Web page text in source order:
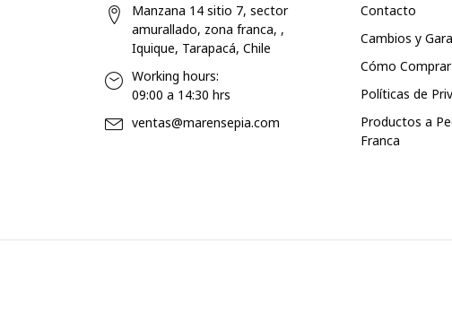
Manzana 14 sitio 7, sector
amurallado, zona franca, ,
Iquique, Tarapacá, Chile
Working hours:
09:00 a 14:30 hrs
ventas@marensepia.com
Contacto
Cambios y
Cómo Comprar
Políticas de
Productos a
Franca